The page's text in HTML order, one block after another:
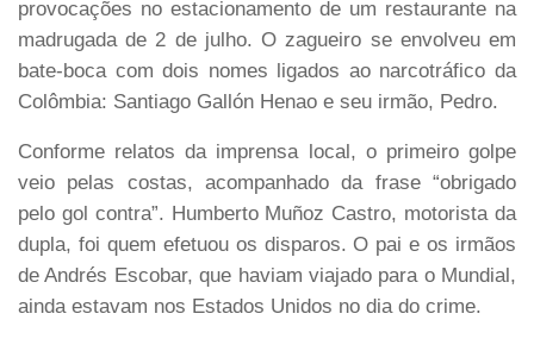
provocações no estacionamento de um restaurante na
madrugada de 2 de julho. O zagueiro se envolveu em
bate-boca com dois nomes ligados ao narcotráfico da
Colômbia: Santiago Gallón Henao e seu irmão, Pedro.
Conforme relatos da imprensa local, o primeiro golpe
veio pelas costas, acompanhado da frase “obrigado
pelo gol contra”. Humberto Muñoz Castro, motorista da
dupla, foi quem efetuou os disparos. O pai e os irmãos
de Andrés Escobar, que haviam viajado para o Mundial,
ainda estavam nos Estados Unidos no dia do crime.